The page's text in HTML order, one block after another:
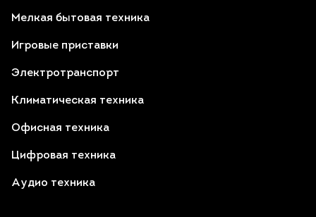
Мелкая бытовая техника
Игровые приставки
Электротранспорт
Климатическая техника
Офисная техника
Цифровая техника
Аудио техника